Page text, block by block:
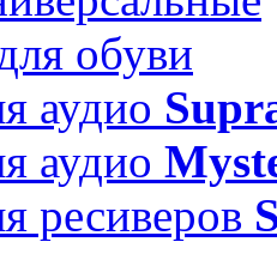
обуви
аудио
аудио
ресиверов